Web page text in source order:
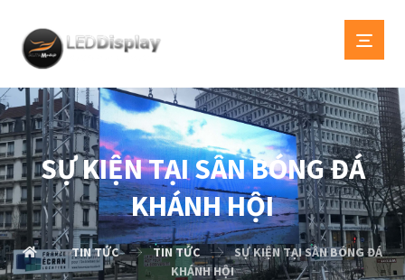
SỰ KIỆN TẠI SÂN BÓNG ĐÁ
KHÁNH HỘI
TIN TỨC TIN TỨC
SỰ KIỆN TẠI SÂN BÓNG ĐÁ
KHÁNH HỘI